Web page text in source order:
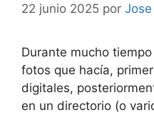
22 junio 2025 por
Durante mucho
fotos que hacía,
digitales,
en un directorio (o